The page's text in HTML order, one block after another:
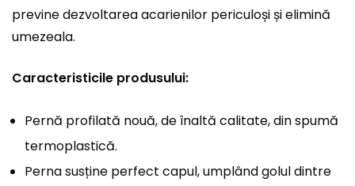
previne dezvoltarea acarienilor periculoși și elimină
umezeala.
Caracteristicile produsului:
Pernă profilată nouă, de înaltă calitate, din spumă
termoplastică.
Perna susține perfect capul, umplând golul dintre